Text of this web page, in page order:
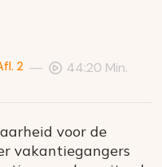
2 — 44:20 Min.
voor de
vakantiegangers